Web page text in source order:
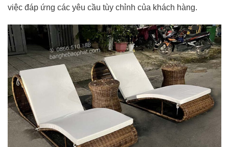
việc đáp ứng các yêu cầu tùy chỉnh của khách hàng.